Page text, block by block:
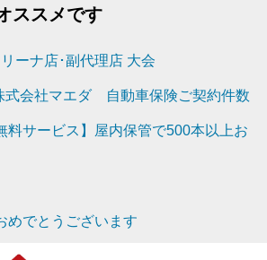
ススメです
ーナ店･副代理店 大会
式会社マエダ 自動車保険ご契約件数
料サービス】屋内保管で500本以上お
めでとうございます